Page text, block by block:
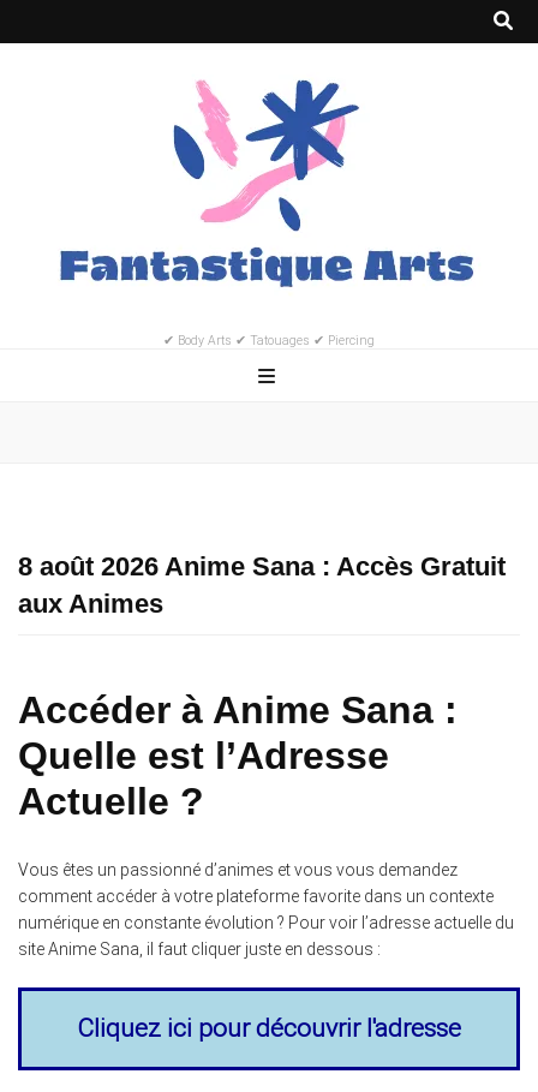
✔ Body Arts ✔ Tatouages ✔ Piercing
8 août 2026 Anime Sana : Accès Gratuit
aux Animes
Accéder à Anime Sana :
Quelle est l’Adresse
Actuelle ?
Vous êtes un passionné d’animes et vous vous demandez
comment accéder à votre plateforme favorite dans un contexte
numérique en constante évolution ? Pour voir l’adresse actuelle du
site Anime Sana, il faut cliquer juste en dessous :
Cliquez ici pour découvrir l'adresse